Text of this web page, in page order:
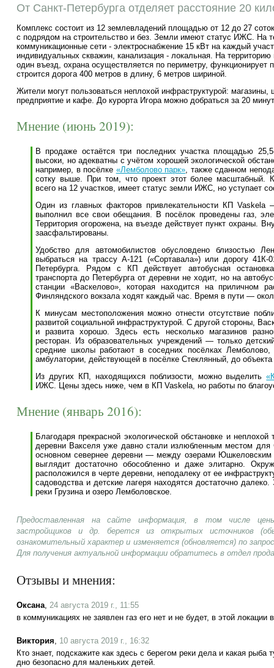
От Санкт-Петербурга отделяет расстояние 20
Комплекс состоит из 12 землевладений площадью от 12 до 27
с подрядом на строительство и без. Земли имеют статус ИЖС. На
коммуникационные сети - электроснабжение 15 кВт на каждый
индивидуальных скважин, канализация - локальная. На территорию
один въезд, охрана осуществляется по периметру, функционирует
строится дорога 400 метров в длину, 6 метров шириной.
Жители могут пользоваться неплохой инфраструктурой:
предприятие и кафе. До курорта Игора можно добраться за 20
Мнение (июнь 2019):
В продаже остаётся три последних участка площадью
высоки, но адекватны с учётом хорошей экологической
например, в посёлке «Лемболово парк», также сданном
сотку выше. При том, что проект этот более масштабный.
всего на 12 участков, имеет статус земли ИЖС, но уступает
Один из главных факторов привлекательности КП Vaskela
выполнил все свои обещания. В посёлок проведены газ,
Территория огорожена, на въезде действует пункт охраны.
заасфальтированы.
Удобство для автомобилистов обусловдено близостью
выбраться на трассу А-121 («Сортавала») или дорогу
Петербурга. Рядом с КП действует автобусная
транспорта до Петербурга от деревни не ходит, но на
станции «Васкелово», которая находится на приличном
Финляндского вокзала ходят каждый час. Время в пути —
К минусам местоположения можно отнести отсутствие
развитой социальной инфраструктурой. С другой стороны,
и развита хорошо. Здесь есть несколько магазинов
ресторан. Из образовательных учреждений — только
средние школы работают в соседних посёлках
амбулатории, действующей в посёлке Стеклянный, до
Из других КП, находящихся поблизости, можно выделить
ИЖС. Цены здесь ниже, чем в КП Vaskela, но работы по
Мнение (январь 2016):
Благодаря прекрасной экологической обстановке и неплохой
деревни Вакселя уже давно стали излюбленным местом
основном севернее деревни — между озерами
выглядит достаточно обособленно и даже элитарно.
расположился в черте деревни, неподалеку от ее
садоводства и детские лагеря находятся достаточно
реки Грузина и озеро Лемболовское.
Предоставленная на сайте информация, в том числе
застройщиков и др. берется из открытых источников
ознакомительный характер и изменяется (обновляется) по
Для получения актуальной информации обратитесь в отдел
Отзывы и мнения:
Оксана, 24 августа 2019 г., 11:55
в коммуникациях не заявлен газ его нет и не будет, в этой локации
Виктория, 10 августа 2019 г., 16:32
Кто знает, подскажите как здесь с берегом реки дела и какая рыба
дно безопасно для маленьких детей.